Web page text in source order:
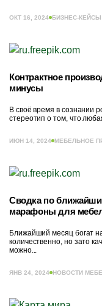
ОКТ 16, 2024 БИЗНЕС-КЕЙСЫ
Контрактное
минусы
В своё время в сознании
стереотип о том, что
ИЮН 14, 2024 МЕБЕЛЬНОЕ
Сводка по
марафоны для
Ближайший месяц богат
количественно, но зато
можно...
ЯНВ 24, 2024 НОВОСТИ